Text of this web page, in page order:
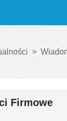
>
Firmowe